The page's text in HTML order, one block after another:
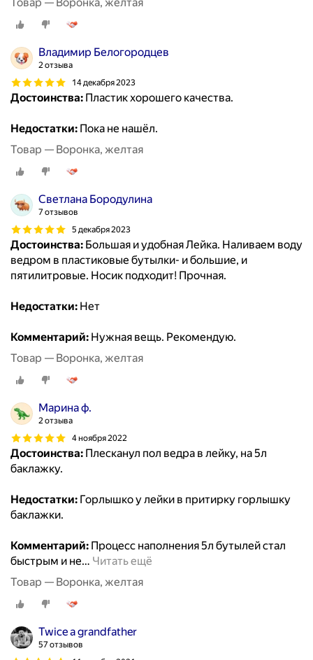
Владимир Белогородцев
2 отзыва
14 декабря 2023
Достоинства: Пластик хорошего качества.
Недостатки: Пока не нашёл.
Товар — Воронка, желтая
Светлана Бородулина
7 отзывов
5 декабря 2023
Достоинства: Большая и удобная Лейка. Наливаем воду
ведром в пластиковые бутылки- и большие, и
пятилитровые. Носик подходит! Прочная.
Недостатки: Нет
Комментарий: Нужная вещь. Рекомендую.
Товар — Воронка, желтая
Марина ф.
2 отзыва
4 ноября 2022
Достоинства: Плесканул пол ведра в лейку, на 5л
баклажку.
Недостатки: Горлышко у лейки в притирку горлышку
баклажки.
Комментарий: Процесс наполнения 5л бутылей стал
быстрым и не… Читать ещё
Товар — Воронка, желтая
Twice a grandfather
57 отзывов